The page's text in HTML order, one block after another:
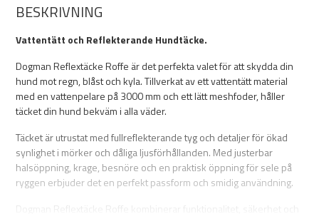
BESKRIVNING
Vattentätt och Reflekterande Hundtäcke.
Dogman Reflextäcke Roffe är det perfekta valet för att skydda din
hund mot regn, blåst och kyla. Tillverkat av ett vattentätt material
med en vattenpelare på 3000 mm och ett lätt meshfoder, håller
täcket din hund bekväm i alla väder.
Täcket är utrustat med fullreflekterande tyg och detaljer för ökad
synlighet i mörker och dåliga ljusförhållanden. Med justerbar
halsöppning, krage, besnöre och en praktisk öppning för sele på
ryggen erbjuder det en perfekt passform och smidig användning.